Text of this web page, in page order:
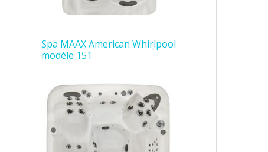
Spa MAAX American Whirlpool
modèle 151